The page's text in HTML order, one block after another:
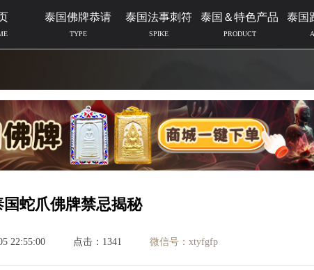
泰国佛牌恭请
TYPE
泰国法事刺符
SPIKE
泰国＆特色产品
PRODUCT
泰国
国蛇爪佛牌禁忌揭秘
22:55:00 点击：1341 微信号：xtyfgfp